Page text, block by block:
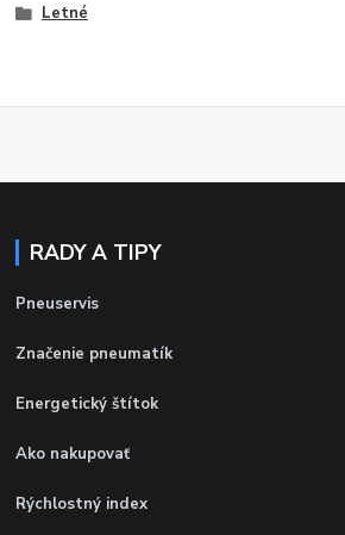
Letné
RADY A TIPY
Pneuservis
Značenie pneumatík
Energetický štítok
Ako nakupovať
Rýchlostný index